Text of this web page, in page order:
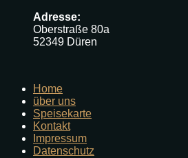
Adresse:
Oberstraße 80a
52349 Düren
Home
über uns
Speisekarte
Kontakt
Impressum
Datenschutz